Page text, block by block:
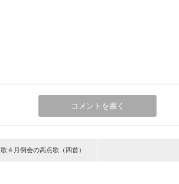
４月例会の高点歌（四首）